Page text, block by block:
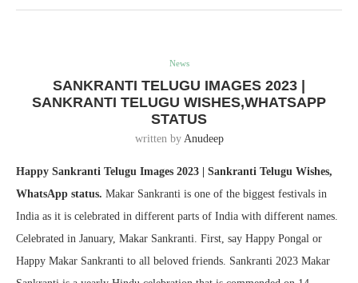
News
SANKRANTI TELUGU IMAGES 2023 |
SANKRANTI TELUGU WISHES,WHATSAPP
STATUS
written by Anudeep
Happy Sankranti Telugu Images 2023 | Sankranti Telugu Wishes,
WhatsApp status. Makar Sankranti is one of the biggest festivals in
India as it is celebrated in different parts of India with different names.
Celebrated in January, Makar Sankranti. First, say Happy Pongal or
Happy Makar Sankranti to all beloved friends. Sankranti 2023 Makar